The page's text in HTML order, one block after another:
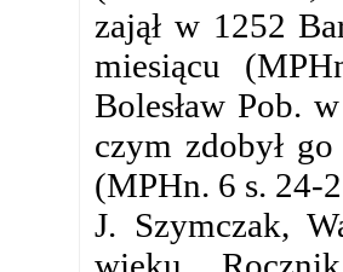
zajął w 1252
miesiącu
Bolesław Pob.
czym zdobył
(MPHn. 6 s. 24-
J. Szymczak,